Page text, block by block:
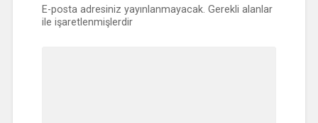
E-posta adresiniz yayınlanmayacak. Gerekli alanlar
ile işaretlenmişlerdir